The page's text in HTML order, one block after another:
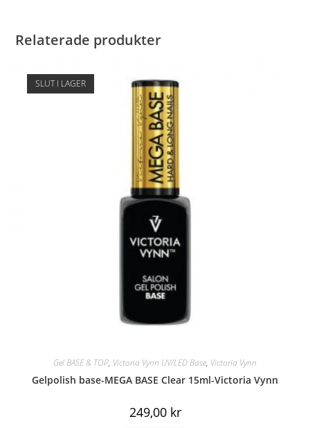
Relaterade produkter
SLUT I LAGER
Gel BASE & TOP, Victoria Vynn UV/LED Base, Victoria Vynn
Gelpolish base-MEGA BASE Clear 15ml-Victoria Vynn
249,00 kr